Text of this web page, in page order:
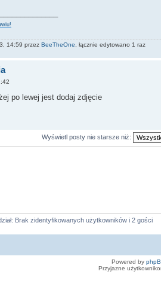
14:59 przez BeeTheOne , łącznie edytowano 1 raz
po lewej jest dodaj zdjęcie
Wyświetl posty nie starsze niż:
Brak zidentyfikowanych użytkowników i 2 gości
Powered by
Przyjazne